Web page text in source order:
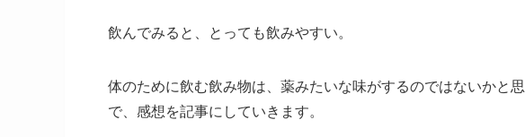
飲んでみると、とっても飲みやすい。
体のために飲む飲み物は、薬みたいな味がするのではないかと
で、感想を記事にしていきます。